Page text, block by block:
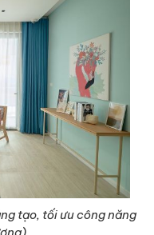
tạo, tối ưu công năng